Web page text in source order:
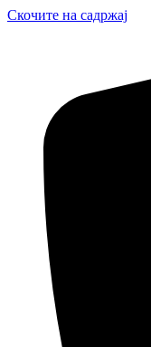
Скочите на садржај